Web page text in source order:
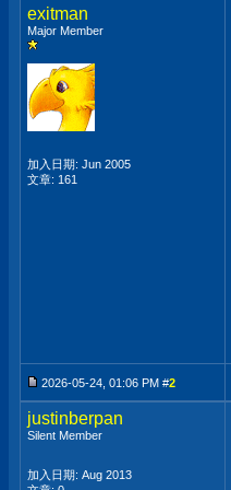
exitman
Major Member
加入日期: Jun 2005
文章: 161
2026-05-24, 01:06 PM #2
justinberpan
Silent Member
加入日期: Aug 2013